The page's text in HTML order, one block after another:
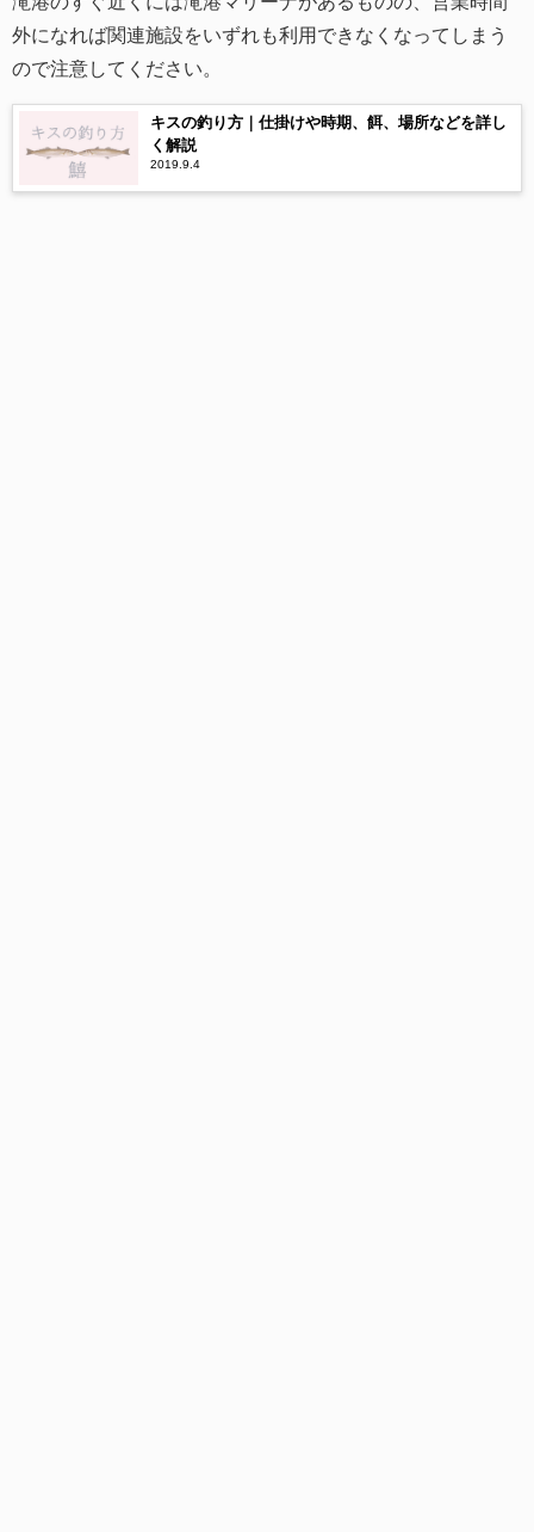
外になれば関連施設をいずれも利用できなくなってしまう
ので注意してください。
キスの釣り方｜仕掛けや時期、餌、場所などを詳し
く解説
2019.9.4